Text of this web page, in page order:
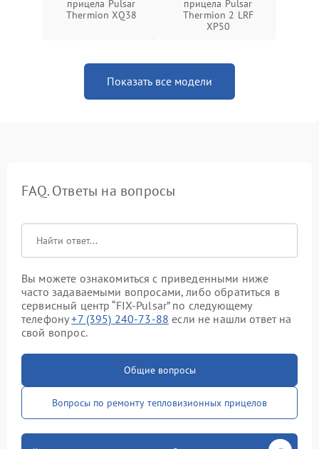
прицела Pulsar
Thermion XQ38
прицела Pulsar
Thermion 2 LRF
XP50
Показать все модели
FAQ. Ответы на вопросы
Вы можете ознакомиться с приведенными ниже
часто задаваемыми вопросами, либо обратиться в
сервисный центр “FIX-Pulsar” по следующему
телефону+7 (395) 240-73-88 если не нашли ответ на
свой вопрос.
Общие вопросы
Вопросы по ремонту тепловизионных прицелов